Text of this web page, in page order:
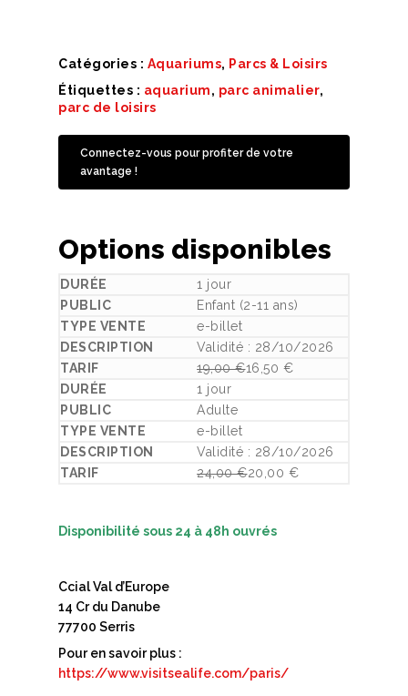
Catégories : Aquariums, Parcs & Loisirs
Étiquettes : aquarium, parc animalier,
parc de loisirs
Connectez-vous pour profiter de votre
avantage !
Options disponibles
1 jour
Enfant (2-11 ans)
e-billet
Validité : 28/10/2026
19,00€
Le prix initial était : 19,00 €.
16,50 €
Le prix actuel est : 16,50 €.
1 jour
Adulte
e-billet
Validité : 28/10/2026
24,00€20,00 €
Disponibilité sous 24 à 48h ouvrés
Ccial Val d’Europe
14 Cr du Danube
77700 Serris
Pour en savoir plus :
https://www.visitsealife.com/paris/